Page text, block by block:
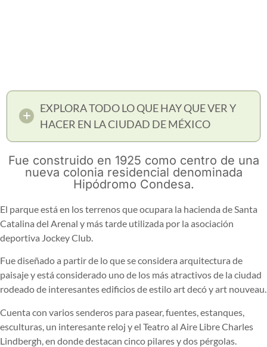
EXPLORA TODO LO QUE HAY QUE VER Y
HACER EN LA CIUDAD DE MÉXICO
Fue construido en 1925 como centro de una
nueva colonia residencial denominada
Hipódromo Condesa.
El parque está en los terrenos que ocupara la hacienda de Santa
Catalina del Arenal y más tarde utilizada por la asociación
deportiva Jockey Club.
Fue diseñado a partir de lo que se considera arquitectura de
paisaje y está considerado uno de los más atractivos de la ciudad
rodeado de interesantes edificios de estilo art decó y art nouveau.
Cuenta con varios senderos para pasear, fuentes, estanques,
esculturas, un interesante reloj y el Teatro al Aire Libre Charles
Lindbergh, en donde destacan cinco pilares y dos pérgolas.